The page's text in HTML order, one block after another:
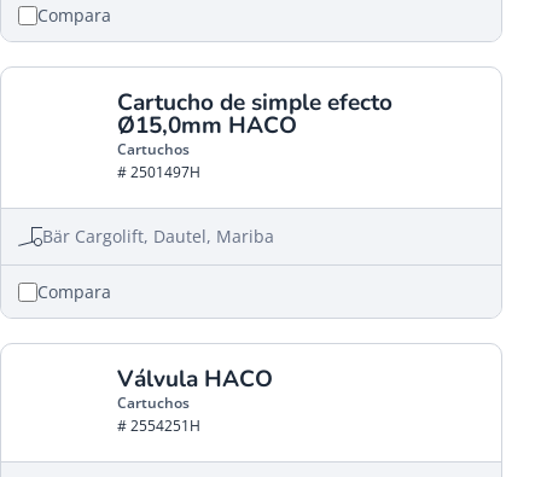
Compara
Cartucho de simple efecto
Ø15,0mm HACO
Cartuchos
# 2501497H
Bär Cargolift, Dautel, Mariba
Compara
Válvula HACO
Cartuchos
# 2554251H